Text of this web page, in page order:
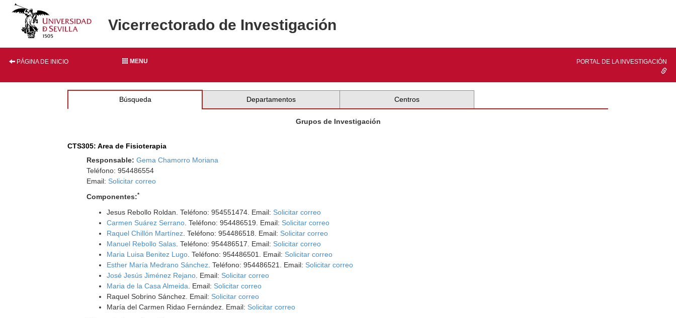
Vicerrectorado de Investigación
PÁGINA DE INICIO MENU PORTAL DE LA INVESTIGACIÓN
Búsqueda Departamentos Centros
Grupos de Investigación
CTS305: Area de Fisioterapia
Responsable: Gema Chamorro Moriana
Teléfono: 954486554
Email: Solicitar correo
Componentes:*
Jesus Rebollo Roldan. Teléfono: 954551474. Email: Solicitar correo
Carmen Suárez Serrano . Teléfono: 954486519. Email: Solicitar correo
Raquel Chillón Martínez . Teléfono: 954486518. Email: Solicitar correo
Manuel Rebollo Salas . Teléfono: 954486517. Email: Solicitar correo
Maria Luisa Benitez Lugo . Teléfono: 954486501. Email: Solicitar correo
Esther María Medrano Sánchez . Teléfono: 954486521. Email: Solicitar correo
José Jesús Jiménez Rejano . Email: Solicitar correo
Maria de la Casa Almeida . Email: Solicitar correo
Raquel Sobrino Sánchez. Email: Solicitar correo
María del Carmen Ridao Fernández. Email: Solicitar correo